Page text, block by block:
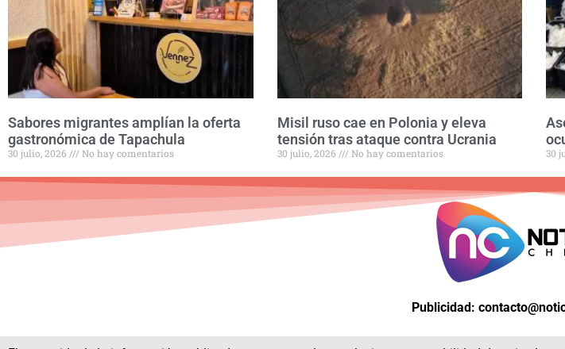
Sabores migrantes amplían la oferta
gastronómica de Tapachula
30 julio, 2026 No hay comentarios
Misil ruso cae en Polonia y eleva
tensión tras ataque contra Ucrania
30 julio, 2026 No hay comentarios 30
Publicidad: